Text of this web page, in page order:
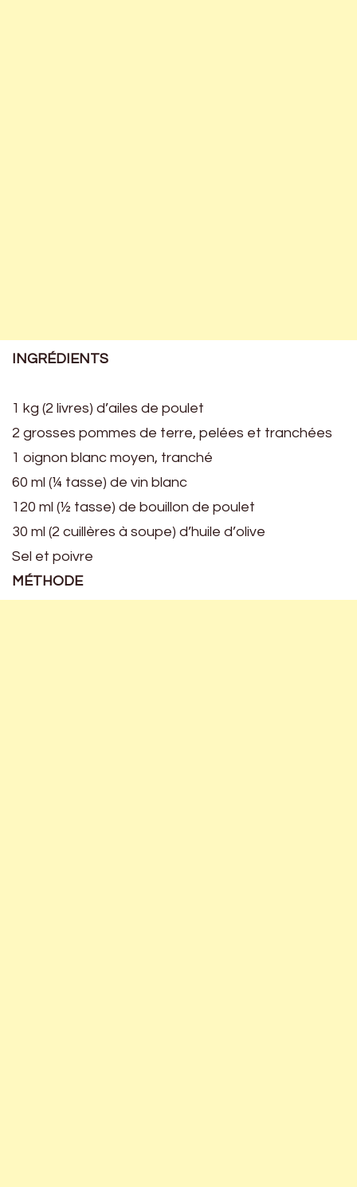
INGRÉDIENTS
1 kg (2 livres) d’ailes de poulet
2 grosses pommes de terre, pelées et tranchées
1 oignon blanc moyen, tranché
60 ml (¼ tasse) de vin blanc
120 ml (½ tasse) de bouillon de poulet
30 ml (2 cuillères à soupe) d’huile d’olive
Sel et poivre
MÉTHODE